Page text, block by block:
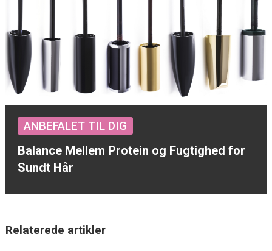
ANBEFALET TIL DIG
Balance Mellem Protein og Fugtighed for
Sundt Hår
Relaterede artikler